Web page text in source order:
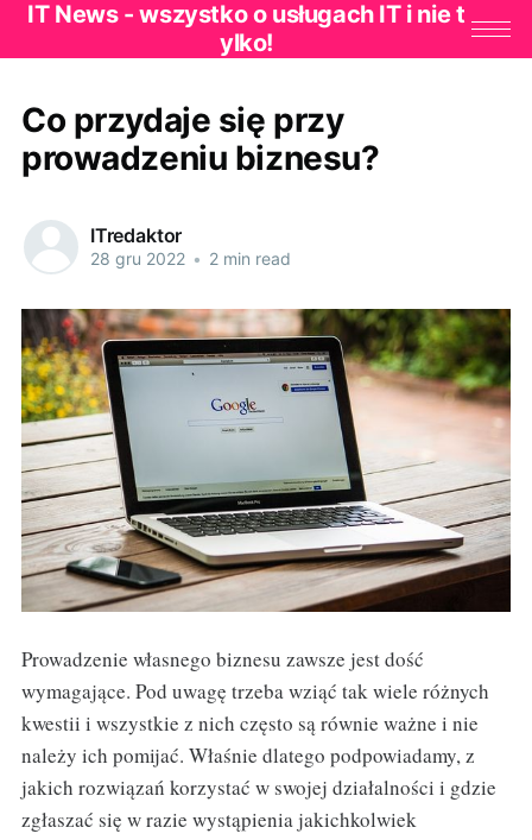
IT News - wszystko o usługach IT i nie t
ylko!
Co przydaje się przy
prowadzeniu biznesu?
ITredaktor
28 gru 2022 • 2 min read
Prowadzenie własnego biznesu zawsze jest dość
wymagające. Pod uwagę trzeba wziąć tak wiele różnych
kwestii i wszystkie z nich często są równie ważne i nie
należy ich pomijać. Właśnie dlatego podpowiadamy, z
jakich rozwiązań korzystać w swojej działalności i gdzie
zgłaszać się w razie wystąpienia jakichkolwiek